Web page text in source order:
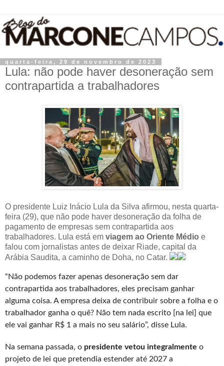
quarta-feira, 29 de novembro de 2023
Lula: não pode haver desoneração sem
contrapartida a trabalhadores
O presidente Luiz Inácio Lula da Silva afirmou, nesta quarta-
feira (29), que não pode haver desoneração da folha de
pagamento de empresas sem contrapartida aos
trabalhadores. Lula está em viagem ao Oriente Médio e
falou com jornalistas antes de deixar Riade, capital da
Arábia Saudita, a caminho de Doha, no Catar.
“Não podemos fazer apenas desoneração sem dar
contrapartida aos trabalhadores, eles precisam ganhar
alguma coisa. A empresa deixa de contribuir sobre a folha e o
trabalhador ganha o quê? Não tem nada escrito [na lei] que
ele vai ganhar R$ 1 a mais no seu salário”, disse Lula.
Na semana passada, o presidente vetou integralmente o
projeto de lei que pretendia estender até 2027 a